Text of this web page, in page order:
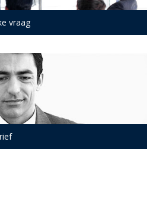
vraag